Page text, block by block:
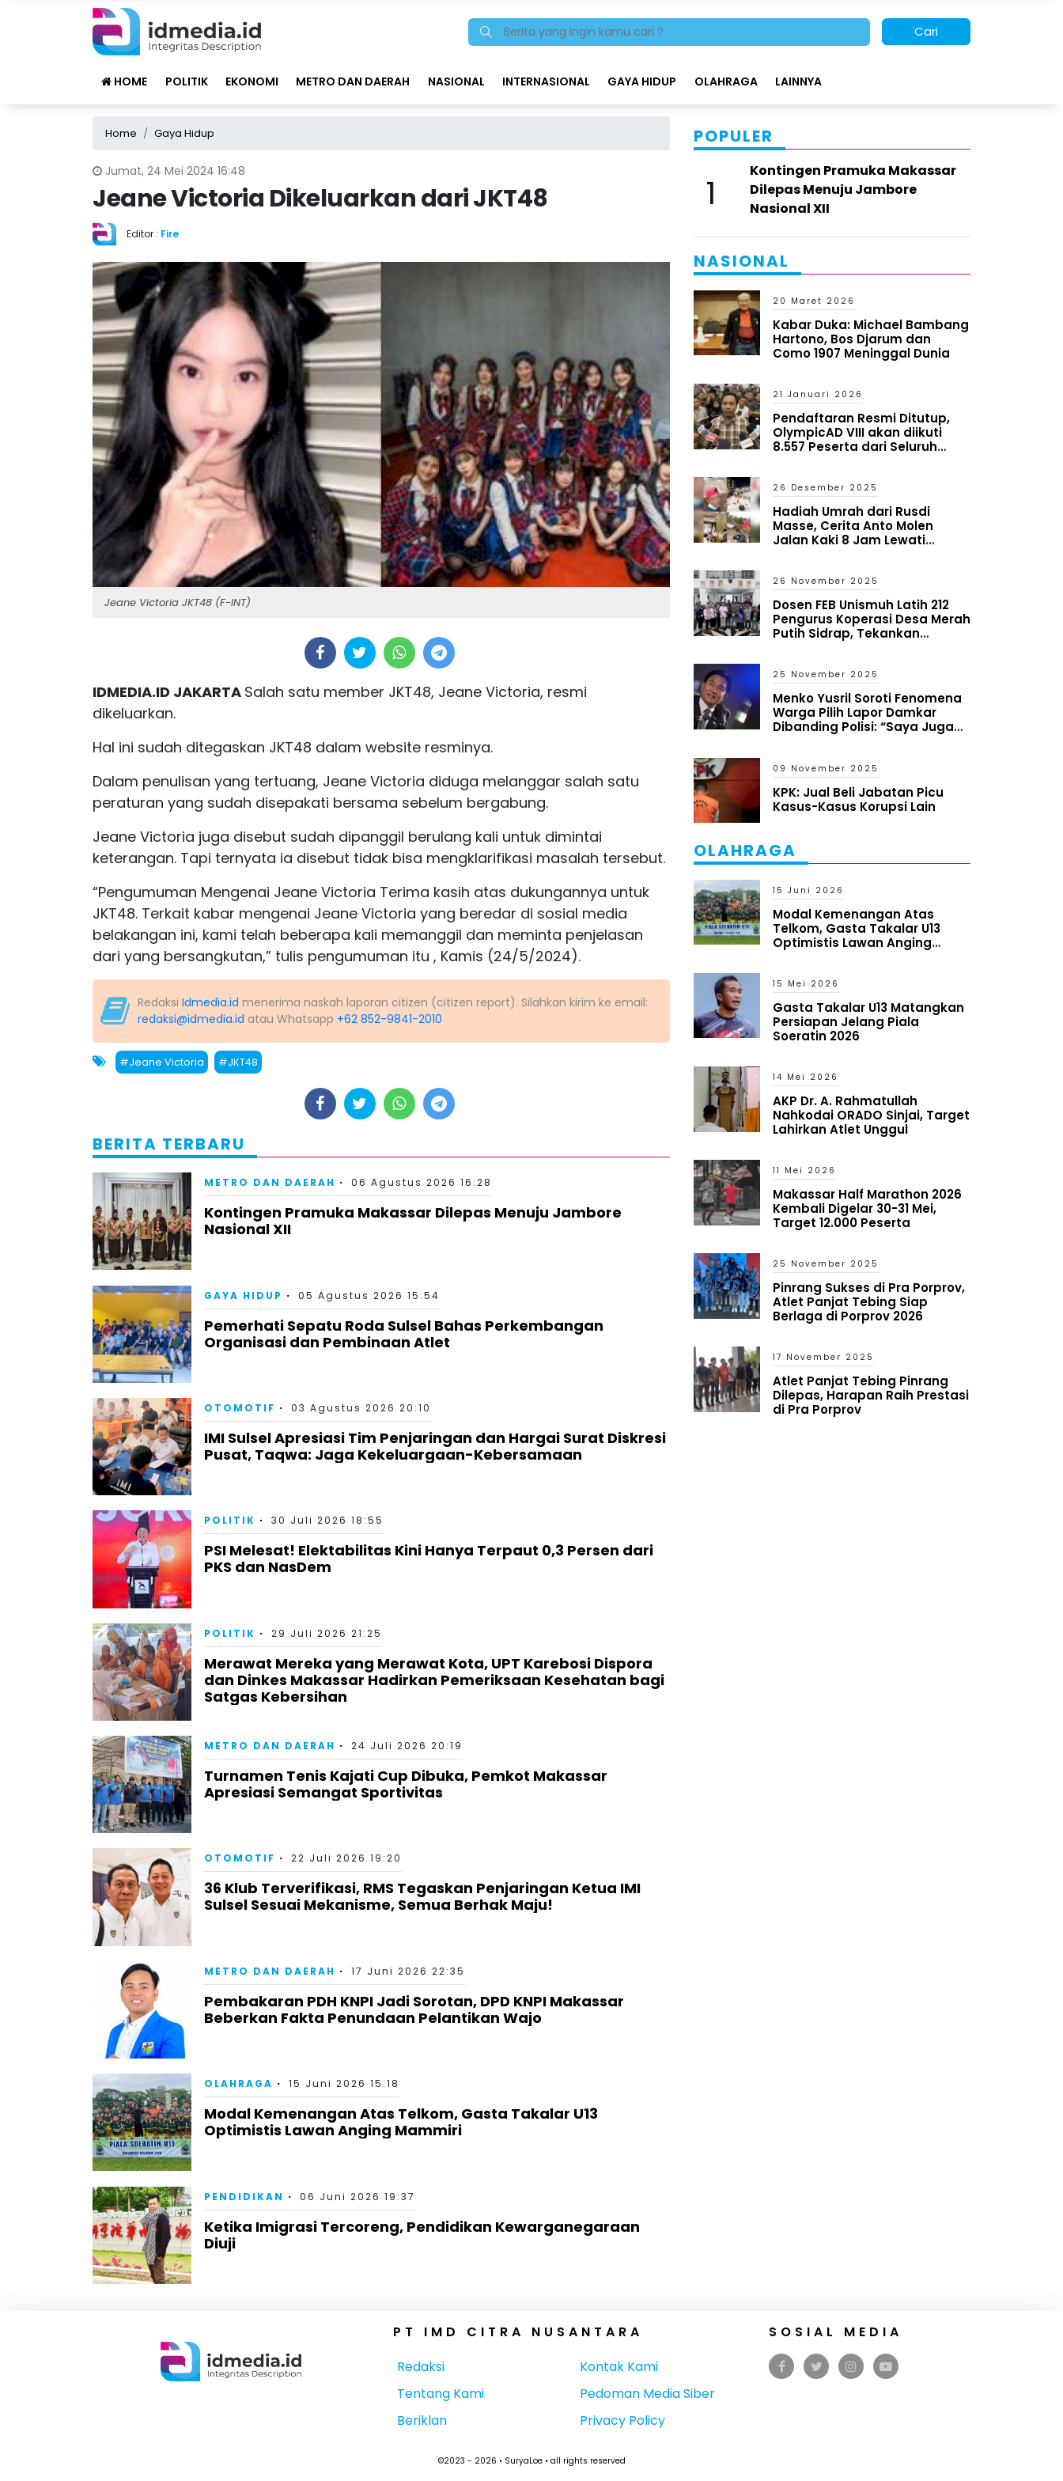
Cari
HOME POLITIK EKONOMI METRO DAN DAERAH NASIONAL INTERNASIONAL GAYA HIDUP OLAHRAGA LAINNYA
Home Gaya Hidup
Jumat, 24 Mei 2024 16:48
Jeane Victoria Dikeluarkan dari JKT48
Editor : Fire
Jeane Victoria JKT48 (F-INT)
IDMEDIA.ID JAKARTA Salah satu member JKT48, Jeane Victoria, resmi
dikeluarkan.
Hal ini sudah ditegaskan JKT48 dalam website resminya.
Dalam penulisan yang tertuang, Jeane Victoria diduga melanggar salah satu
peraturan yang sudah disepakati bersama sebelum bergabung.
Jeane Victoria juga disebut sudah dipanggil berulang kali untuk dimintai
keterangan. Tapi ternyata ia disebut tidak bisa mengklarifikasi masalah tersebut.
“Pengumuman Mengenai Jeane Victoria Terima kasih atas dukungannya untuk
JKT48. Terkait kabar mengenai Jeane Victoria yang beredar di sosial media
belakangan ini, kami telah beberapa kali memanggil dan meminta penjelasan
dari yang bersangkutan,” tulis pengumuman itu , Kamis (24/5/2024).
Redaksi Idmedia.id menerima naskah laporan citizen (citizen report). Silahkan kirim ke email:
redaksi@idmedia.id atau Whatsapp +62 852-9841-2010
#Jeane Victoria #JKT48
BERITA TERBARU
METRO DAN DAERAH 06 Agustus 2026 16:28
Kontingen Pramuka Makassar Dilepas Menuju Jambore
Nasional XII
GAYA HIDUP 05 Agustus 2026 15:54
Pemerhati Sepatu Roda Sulsel Bahas Perkembangan
Organisasi dan Pembinaan Atlet
OTOMOTIF 03 Agustus 2026 20:10
IMI Sulsel Apresiasi Tim Penjaringan dan Hargai Surat Diskresi
Pusat, Taqwa: Jaga Kekeluargaan-Kebersamaan
POLITIK 30 Juli 2026 18:55
PSI Melesat! Elektabilitas Kini Hanya Terpaut 0,3 Persen dari
PKS dan NasDem
POLITIK 29 Juli 2026 21:25
Merawat Mereka yang Merawat Kota, UPT Karebosi Dispora
dan Dinkes Makassar Hadirkan Pemeriksaan Kesehatan bagi
Satgas Kebersihan
METRO DAN DAERAH 24 Juli 2026 20:19
Turnamen Tenis Kajati Cup Dibuka, Pemkot Makassar
Apresiasi Semangat Sportivitas
OTOMOTIF 22 Juli 2026 19:20
36 Klub Terverifikasi, RMS Tegaskan Penjaringan Ketua IMI
Sulsel Sesuai Mekanisme, Semua Berhak Maju!
METRO DAN DAERAH 17 Juni 2026 22:35
Pembakaran PDH KNPI Jadi Sorotan, DPD KNPI Makassar
Beberkan Fakta Penundaan Pelantikan Wajo
OLAHRAGA 15 Juni 2026 15:18
Modal Kemenangan Atas Telkom, Gasta Takalar U13
Optimistis Lawan Anging Mammiri
PENDIDIKAN 06 Juni 2026 19:37
Ketika Imigrasi Tercoreng, Pendidikan Kewarganegaraan
Diuji
POPULER
1
Kontingen Pramuka Makassar
Dilepas Menuju Jambore
Nasional XII
NASIONAL
20 Maret 2026
Kabar Duka: Michael Bambang
Hartono, Bos Djarum dan
Como 1907 Meninggal Dunia
21 Januari 2026
Pendaftaran Resmi Ditutup,
OlympicAD VIII akan diikuti
8.557 Peserta dari Seluruh
26 Desember 2025
Hadiah Umrah dari Rusdi
Masse, Cerita Anto Molen
Jalan Kaki 8 Jam Lewati
26 November 2025
Dosen FEB Unismuh Latih 212
Pengurus Koperasi Desa Merah
Putih Sidrap, Tekankan
25 November 2025
Menko Yusril Soroti Fenomena
Warga Pilih Lapor Damkar
Dibanding Polisi: “Saya Juga
09 November 2025
KPK: Jual Beli Jabatan Picu
Kasus-Kasus Korupsi Lain
OLAHRAGA
15 Juni 2026
Modal Kemenangan Atas
Telkom, Gasta Takalar U13
Optimistis Lawan Anging
15 Mei 2026
Gasta Takalar U13 Matangkan
Persiapan Jelang Piala
Soeratin 2026
14 Mei 2026
AKP Dr. A. Rahmatullah
Nahkodai ORADO Sinjai, Target
Lahirkan Atlet Unggul
11 Mei 2026
Makassar Half Marathon 2026
Kembali Digelar 30-31 Mei,
Target 12.000 Peserta
25 November 2025
Pinrang Sukses di Pra Porprov,
Atlet Panjat Tebing Siap
Berlaga di Porprov 2026
17 November 2025
Atlet Panjat Tebing Pinrang
Dilepas, Harapan Raih Prestasi
di Pra Porprov
PT IMD CITRA NUSANTARA
Redaksi
Tentang Kami
Beriklan
Kontak Kami
Pedoman Media Siber
Privacy Policy
SOSIAL MEDIA
©2023 - 2026 • SuryaLoe • all rights reserved